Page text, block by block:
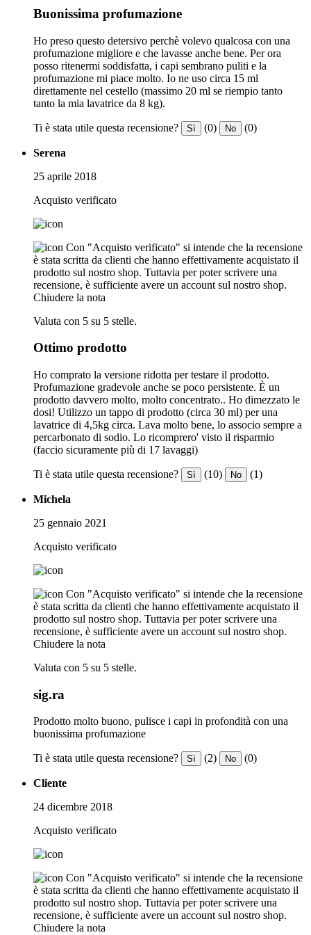
Buonissima profumazione
Ho preso questo detersivo perchè volevo qualcosa con una
profumazione migliore e che lavasse anche bene. Per ora
posso ritenermi soddisfatta, i capi sembrano puliti e la
profumazione mi piace molto. Io ne uso circa 15 ml
direttamente nel cestello (massimo 20 ml se riempio tanto
tanto la mia lavatrice da 8 kg).
Ti è stata utile questa recensione? Sì (0) No (0)
Serena
25 aprile 2018
Acquisto verificato
Con "Acquisto verificato" si intende che la recensione
è stata scritta da clienti che hanno effettivamente acquistato il
prodotto sul nostro shop. Tuttavia per poter scrivere una
recensione, è sufficiente avere un account sul nostro shop.
Chiudere la nota
Valuta con 5 su 5 stelle.
Ottimo prodotto
Ho comprato la versione ridotta per testare il prodotto.
Profumazione gradevole anche se poco persistente. È un
prodotto davvero molto, molto concentrato.. Ho dimezzato le
dosi! Utilizzo un tappo di prodotto (circa 30 ml) per una
lavatrice di 4,5kg circa. Lava molto bene, lo associo sempre a
percarbonato di sodio. Lo ricomprero' visto il risparmio
(faccio sicuramente più di 17 lavaggi)
Ti è stata utile questa recensione? Sì (10) No (1)
Michela
25 gennaio 2021
Acquisto verificato
Con "Acquisto verificato" si intende che la recensione
è stata scritta da clienti che hanno effettivamente acquistato il
prodotto sul nostro shop. Tuttavia per poter scrivere una
recensione, è sufficiente avere un account sul nostro shop.
Chiudere la nota
Valuta con 5 su 5 stelle.
sig.ra
Prodotto molto buono, pulisce i capi in profondità con una
buonissima profumazione
Ti è stata utile questa recensione? Sì (2) No (0)
Cliente
24 dicembre 2018
Acquisto verificato
Con "Acquisto verificato" si intende che la recensione
è stata scritta da clienti che hanno effettivamente acquistato il
prodotto sul nostro shop. Tuttavia per poter scrivere una
recensione, è sufficiente avere un account sul nostro shop.
Chiudere la nota